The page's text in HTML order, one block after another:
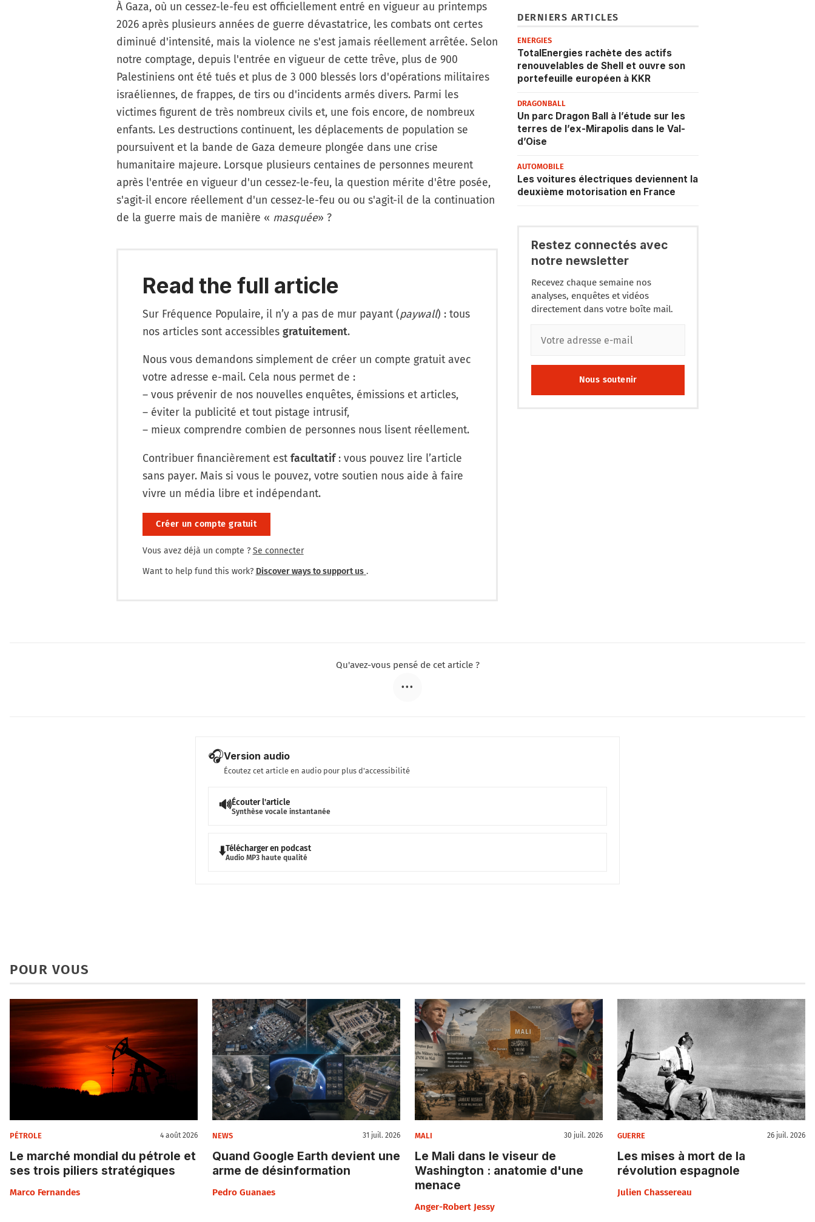
À Gaza, où un cessez-le-feu est officiellement entré en vigueur au printemps
2026 après plusieurs années de guerre dévastatrice, les combats ont certes
diminué d'intensité, mais la violence ne s'est jamais réellement arrêtée. Selon
notre comptage, depuis l'entrée en vigueur de cette trêve, plus de 900
Palestiniens ont été tués et plus de 3 000 blessés lors d'opérations militaires
israéliennes, de frappes, de tirs ou d'incidents armés divers. Parmi les
victimes figurent de très nombreux civils et, une fois encore, de nombreux
enfants. Les destructions continuent, les déplacements de population se
poursuivent et la bande de Gaza demeure plongée dans une crise
humanitaire majeure. Lorsque plusieurs centaines de personnes meurent
après l'entrée en vigueur d'un cessez-le-feu, la question mérite d'être posée,
s'agit-il encore réellement d'un cessez-le-feu ou ou s'agit-il de la continuation
de la guerre mais de manière « masquée» ?
Read the full article
Sur Fréquence Populaire, il n’y a pas de mur payant (paywall) : tous
nos articles sont accessibles gratuitement.
Nous vous demandons simplement de créer un compte gratuit avec
votre adresse e-mail. Cela nous permet de :
– vous prévenir de nos nouvelles enquêtes, émissions et articles,
– éviter la publicité et tout pistage intrusif,
– mieux comprendre combien de personnes nous lisent réellement.
Contribuer financièrement est facultatif: vous pouvez lire l’article
sans payer. Mais si vous le pouvez, votre soutien nous aide à faire
vivre un média libre et indépendant.
Créer un compte gratuit
Vous avez déjà un compte ? Se connecter
Want to help fund this work? Discover ways to support us .
DERNIERS ARTICLES
ENERGIES
TotalEnergies rachète des actifs
renouvelables de Shell et ouvre son
portefeuille européen à KKR
DRAGONBALL
Un parc Dragon Ball à l’étude sur les
terres de l’ex-Mirapolis dans le Val-
d’Oise
AUTOMOBILE
Les voitures électriques deviennent la
deuxième motorisation en France
Restez connectés avec
notre newsletter
Recevez chaque semaine nos
analyses, enquêtes et vidéos
directement dans votre boîte mail.
Nous soutenir
Qu'avez-vous pensé de cet article ?
•••
🎧Version audio
Écoutez cet article en audio pour plus d'accessibilité
🔊Écouter l'article
Synthèse vocale instantanée
⬇️Télécharger en podcast
Audio MP3 haute qualité
POUR VOUS
PÉTROLE 4 août 2026
Le marché mondial du pétrole et
ses trois piliers stratégiques
Marco Fernandes
NEWS 31 juil. 2026
Quand Google Earth devient une
arme de désinformation
Pedro Guanaes
MALI 30 juil. 2026
Le Mali dans le viseur de
Washington : anatomie d'une
menace
Anger-Robert Jessy
GUERRE 26 juil. 2026
Les mises à mort de la
révolution espagnole
Julien Chassereau